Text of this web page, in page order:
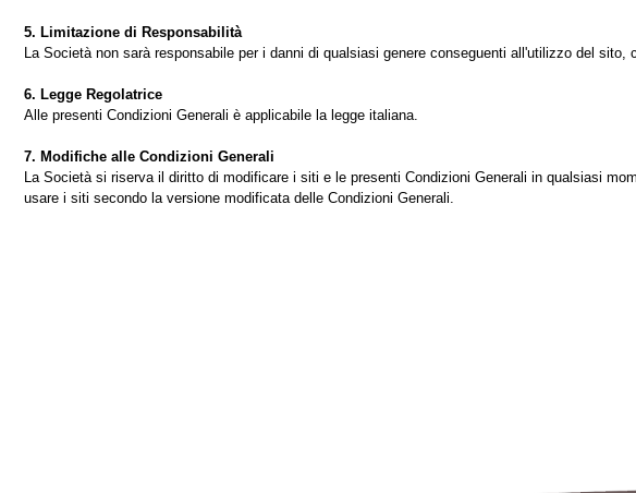
5. Limitazione di Responsabilità
La Società non sarà responsabile per i danni di qualsiasi genere conseguenti all'utilizzo del
6. Legge Regolatrice
Alle presenti Condizioni Generali è applicabile la legge italiana.
7. Modifiche alle Condizioni Generali
La Società si riserva il diritto di modificare i siti e le presenti Condizioni Generali in qualsiasi
usare i siti secondo la versione modificata delle Condizioni Generali.